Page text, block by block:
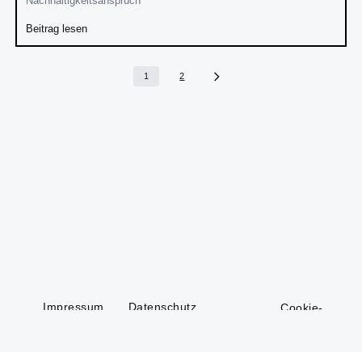
Beitrag lesen
1 2
Impressum
Datenschutz
Cookie-